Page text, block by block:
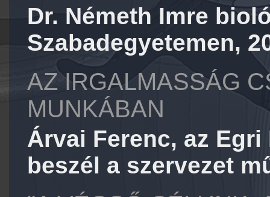
Dr. Németh Imre
Szabadegyetemen,
AZ IRGALMASSÁG
MUNKÁBAN
Árvai Ferenc, az
beszél a szervezet